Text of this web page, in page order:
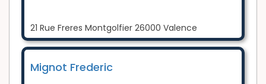
21 Rue Freres Montgolfier 26000 Valence
Mignot Frederic